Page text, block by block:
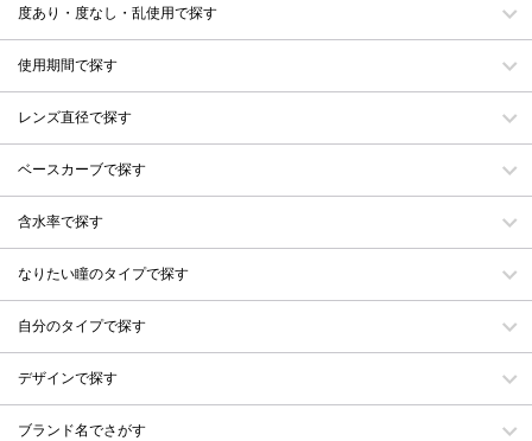
度あり・度なし・乱使用で探す
使用期間で探す
レンズ直径で探す
ベースカーブで探す
含水率で探す
なりたい瞳のタイプで探す
自分のタイプで探す
デザインで探す
ブランド名でさがす